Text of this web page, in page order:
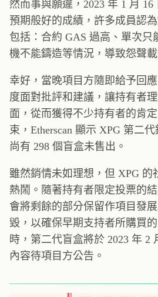
然而事與願違，2023 年 1 月
預期般好的成績，許多成員認
包括：合約 GAS 過高、單次只
機不能鑄造等情況，導致怨聲載
幸好，當晚項目方隨即給予回
度面對批評和建議，讓持有者
面，從而獲得不少持有者的肯
束，Etherscan 顯示 XPG 第二
尚有 298 個盲盒未售出。
雖然銷情未如理想，但 XPG 的
熱鬧。隨著持有者限定投票的
會將剩餘的部分保留作項目發
毀，以確保早期支持者所購買
時，第二代盲盒將於 2023 年 2
內容待項目方公告。